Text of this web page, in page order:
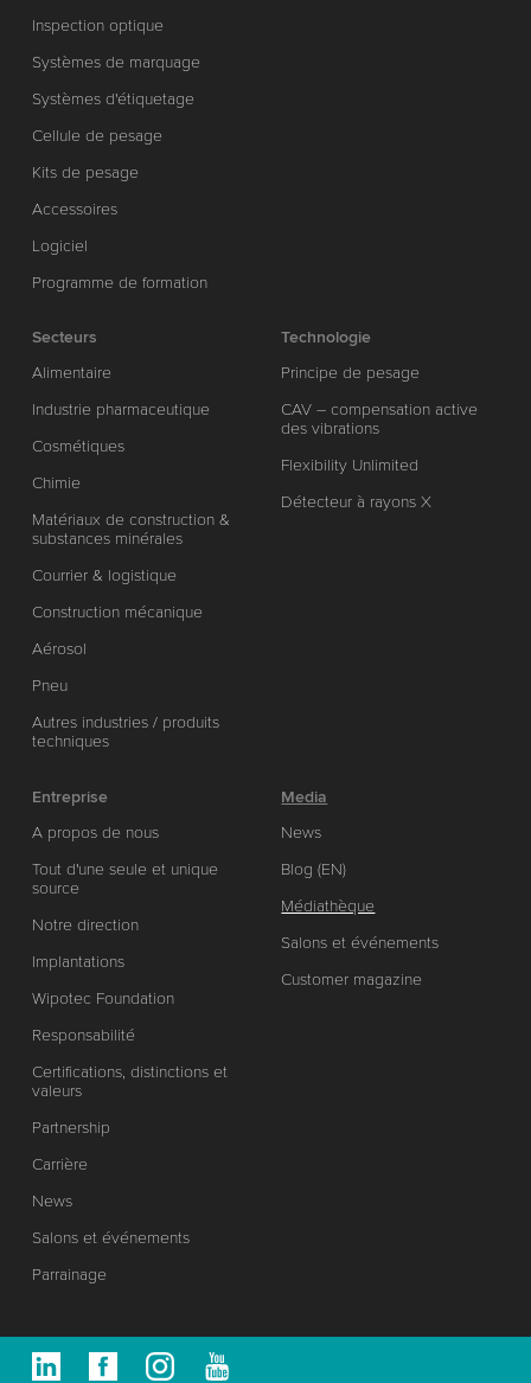
Inspection optique
Systèmes de marquage
Systèmes d'étiquetage
Cellule de pesage
Kits de pesage
Accessoires
Logiciel
Programme de formation
Secteurs
Alimentaire
Industrie pharmaceutique
Cosmétiques
Chimie
Matériaux de construction &
substances minérales
Courrier & logistique
Construction mécanique
Aérosol
Pneu
Autres industries / produits
techniques
Technologie
Principe de pesage
CAV – compensation active
des vibrations
Flexibility Unlimited
Détecteur à rayons X
Entreprise
A propos de nous
Tout d'une seule et unique
source
Notre direction
Implantations
Wipotec Foundation
Responsabilité
Certifications, distinctions et
valeurs
Partnership
Carrière
News
Salons et événements
Parrainage
Media
News
Blog (EN)
Médiathèque
Salons et événements
Customer magazine